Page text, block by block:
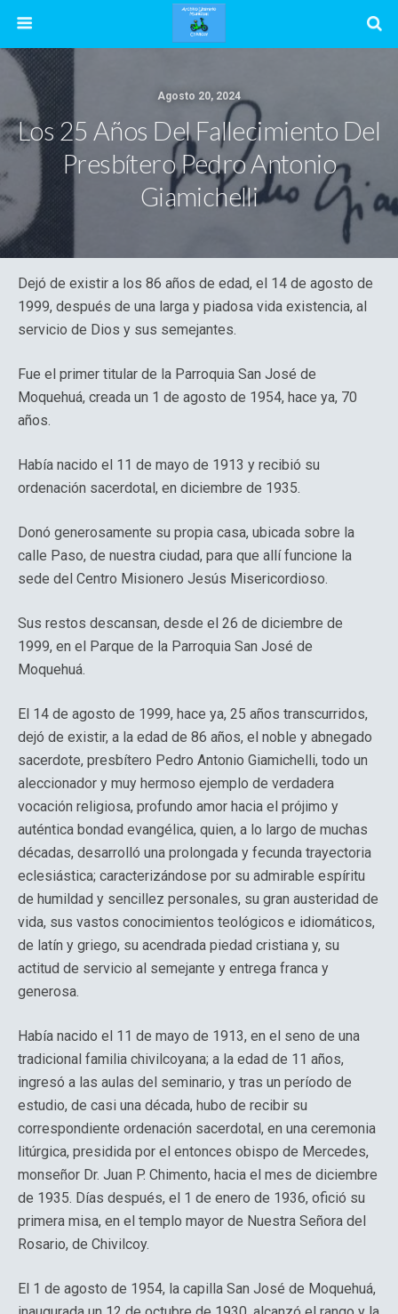
Agosto 20, 2024
Los 25 Años Del Fallecimiento Del
Presbítero Pedro Antonio
Giamichelli
Dejó de existir a los 86 años de edad, el 14 de agosto de
1999, después de una larga y piadosa vida existencia, al
servicio de Dios y sus semejantes.
Fue el primer titular de la Parroquia San José de
Moquehuá, creada un 1 de agosto de 1954, hace ya, 70
años.
Había nacido el 11 de mayo de 1913 y recibió su
ordenación sacerdotal, en diciembre de 1935.
Donó generosamente su propia casa, ubicada sobre la
calle Paso, de nuestra ciudad, para que allí funcione la
sede del Centro Misionero Jesús Misericordioso.
Sus restos descansan, desde el 26 de diciembre de
1999, en el Parque de la Parroquia San José de
Moquehuá.
El 14 de agosto de 1999, hace ya, 25 años transcurridos,
dejó de existir, a la edad de 86 años, el noble y abnegado
sacerdote, presbítero Pedro Antonio Giamichelli, todo un
aleccionador y muy hermoso ejemplo de verdadera
vocación religiosa, profundo amor hacia el prójimo y
auténtica bondad evangélica, quien, a lo largo de muchas
décadas, desarrolló una prolongada y fecunda trayectoria
eclesiástica; caracterizándose por su admirable espíritu
de humildad y sencillez personales, su gran austeridad de
vida, sus vastos conocimientos teológicos e idiomáticos,
de latín y griego, su acendrada piedad cristiana y, su
actitud de servicio al semejante y entrega franca y
generosa.
Había nacido el 11 de mayo de 1913, en el seno de una
tradicional familia chivilcoyana; a la edad de 11 años,
ingresó a las aulas del seminario, y tras un período de
estudio, de casi una década, hubo de recibir su
correspondiente ordenación sacerdotal, en una ceremonia
litúrgica, presidida por el entonces obispo de Mercedes,
monseñor Dr. Juan P. Chimento, hacia el mes de diciembre
de 1935. Días después, el 1 de enero de 1936, ofició su
primera misa, en el templo mayor de Nuestra Señora del
Rosario, de Chivilcoy.
El 1 de agosto de 1954, la capilla San José de Moquehuá,